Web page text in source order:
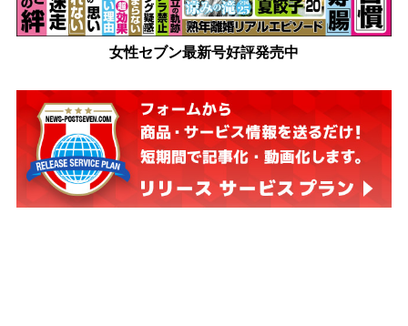
女性セブン最新号好評発売中